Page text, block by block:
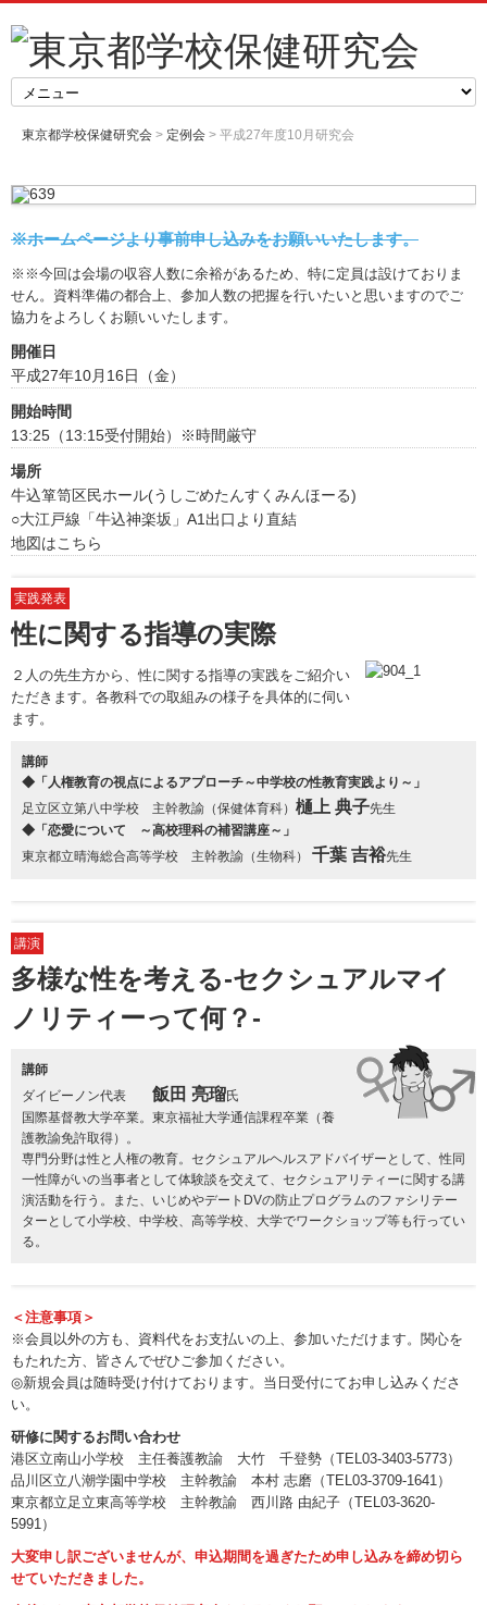
東京都学校保健研究会 > 定例会 > 平成27年度10月研究会
※ホームページより事前申し込みをお願いいたします。
※※今回は会場の収容人数に余裕があるため、特に定員は設けておりま
せん。資料準備の都合上、参加人数の把握を行いたいと思いますのでご
協力をよろしくお願いいたします。
開催日
平成27年10月16日（金）
開始時間
13:25（13:15受付開始）※時間厳守
場所
牛込箪笥区民ホール(うしごめたんすくみんほーる)
○大江戸線「牛込神楽坂」A1出口より直結
地図はこちら
実践発表
性に関する指導の実際
２人の先生方から、性に関する指導の実践をご紹介い
ただきます。各教科での取組みの様子を具体的に伺い
ます。
講師
◆「人権教育の視点によるアプローチ～中学校の性教育実践より～」
足立区立第八中学校 主幹教諭（保健体育科） 樋上 典子先生
◆「恋愛について ～高校理科の補習講座～」
東京都立晴海総合高等学校 主幹教諭（生物科） 千葉 吉裕先生
講演
多様な性を考える-セクシュアルマイ
ノリティーって何？-
講師
ダイビーノン代表 飯田 亮瑠氏
国際基督教大学卒業。東京福祉大学通信課程卒業（養
護教諭免許取得）。
専門分野は性と人権の教育。セクシュアルヘルスアドバイザーとして、性同
一性障がいの当事者として体験談を交えて、セクシュアリティーに関する講
演活動を行う。また、いじめやデートDVの防止プログラムのファシリテー
ターとして小学校、中学校、高等学校、大学でワークショップ等も行ってい
る。
＜注意事項＞
※会員以外の方も、資料代をお支払いの上、参加いただけます。関心を
もたれた方、皆さんでぜひご参加ください。
◎新規会員は随時受け付けております。当日受付にてお申し込みくださ
い。
研修に関するお問い合わせ
港区立南山小学校 主任養護教諭 大竹 千登勢（TEL03-3403-5773）
品川区立八潮学園中学校 主幹教諭 本村 志磨（TEL03-3709-1641）
東京都立足立東高等学校 主幹教諭 西川路 由紀子（TEL03-3620-
5991）
大変申し訳ございませんが、申込期間を過ぎたため申し込みを締め切ら
せていただきました。